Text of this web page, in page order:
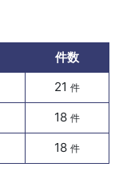
件数
21 件
18 件
18 件